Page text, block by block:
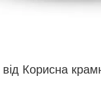
від Корисна